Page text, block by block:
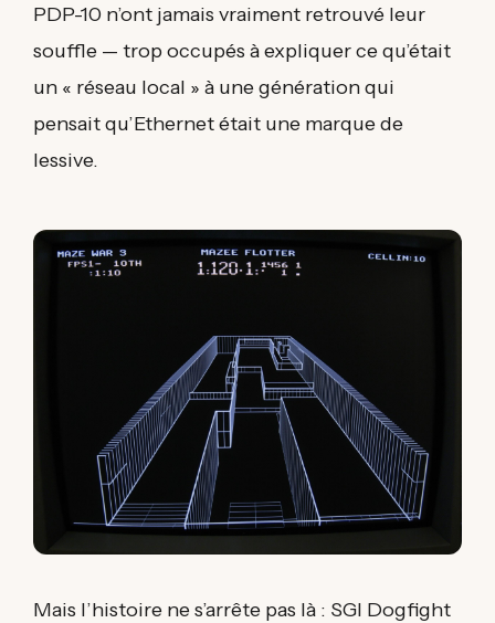
PDP-10 n’ont jamais vraiment retrouvé leur
souffle — trop occupés à expliquer ce qu’était
un « réseau local » à une génération qui
pensait qu’Ethernet était une marque de
lessive.
Mais l’histoire ne s’arrête pas là : SGI Dogfight